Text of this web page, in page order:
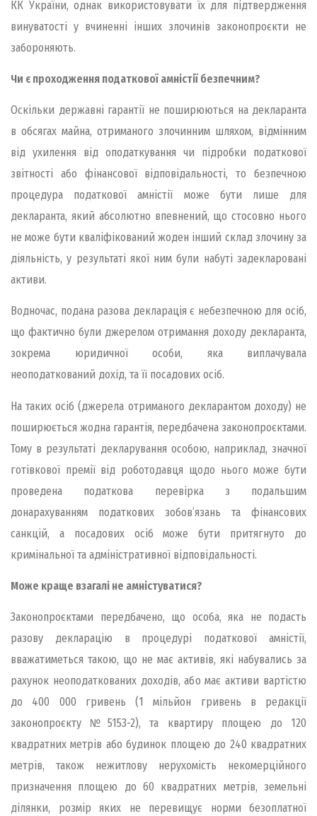
КК України, однак використовувати їх для підтвердження
винуватості у вчиненні інших злочинів законопроєкти не
забороняють.
Чи є проходження податкової амністії безпечним?
Оскільки державні гарантії не поширюються на декларанта
в обсягах майна, отриманого злочинним шляхом, відмінним
від ухилення від оподаткування чи підробки податкової
звітності або фінансової відповідальності, то безпечною
процедура податкової амністії може бути лише для
декларанта, який абсолютно впевнений, що стосовно нього
не може бути кваліфікований жоден інший склад злочину за
діяльність, у результаті якої ним були набуті задекларовані
активи.
Водночас, подана разова декларація є небезпечною для осіб,
що фактично були джерелом отримання доходу декларанта,
зокрема юридичної особи, яка виплачувала
неоподаткований дохід, та її посадових осіб.
На таких осіб (джерела отриманого декларантом доходу) не
поширюється жодна гарантія, передбачена законопроєктами.
Тому в результаті декларування особою, наприклад, значної
готівкової премії від роботодавця щодо нього може бути
проведена податкова перевірка з подальшим
донарахуванням податкових зобов’язань та фінансових
санкцій, а посадових осіб може бути притягнуто до
кримінальної та адміністративної відповідальності.
Може краще взагалі не амністуватися?
Законопроєктами передбачено, що особа, яка не подасть
разову декларацію в процедурі податкової амністії,
вважатиметься такою, що не має активів, які набувались за
рахунок неоподаткованих доходів, або має активи вартістю
до 400 000 гривень (1 мільйон гривень в редакції
законопроєкту №5153-2), та квартиру площею до 120
квадратних метрів або будинок площею до 240 квадратних
метрів, також нежитлову нерухомість некомерційного
призначення площею до 60 квадратних метрів, земельні
ділянки, розмір яких не перевищує норми безоплатної